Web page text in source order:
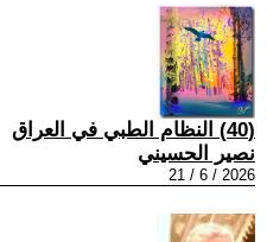
(40) النظام الطبي في العراق
نصير الحسيني
2026 / 6 / 21